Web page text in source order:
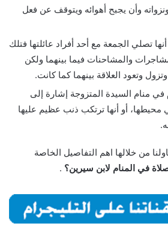
وأن يجبح أهوائه ويتوقف عن فعل
تصلي الجمعة مع أحد أفراد عائلتها فتلك
والمشاحنات فيما بينهما ولكن
وتعود العلاقة بينهما كما كانت.
في منام السيدة المتزوجة إشارة إلى
محيطها، أو أنها ترتكب ذنب عظيم عليها
من خلالها اهم التفاصيل الخاصة
في المنام لابن سيرين؟ .